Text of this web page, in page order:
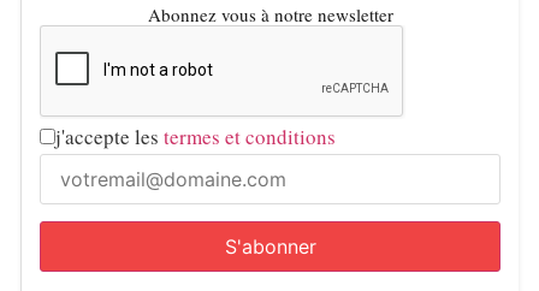
Abonnez vous à notre newsletter
j'accepte les termes et conditions